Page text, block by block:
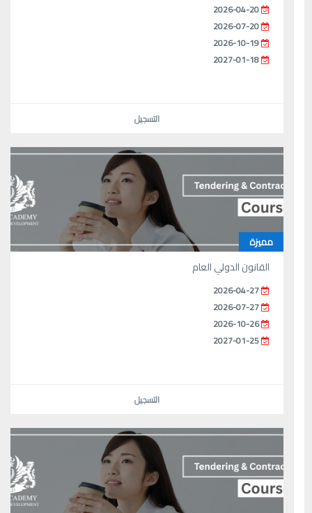
2026-04-20
2026-07-20
2026-10-19
2027-01-18
التسجيل
مميزة
القانون الدولي العام
2026-04-27
2026-07-27
2026-10-26
2027-01-25
التسجيل